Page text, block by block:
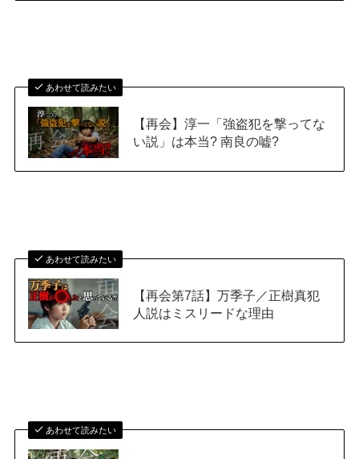
あわせて読みたい
【再会】淳一「強盗犯を撃ってな
い説」は本当? 南良の嘘?
あわせて読みたい
【再会第7話】万季子／正樹真犯
人説はミスリードな理由
あわせて読みたい